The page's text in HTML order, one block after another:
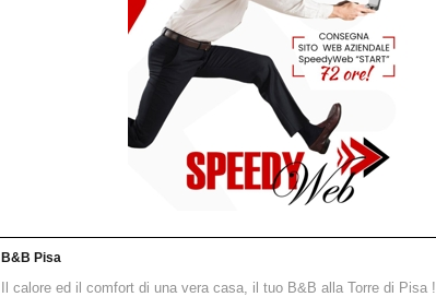
B&B Pisa
Il calore ed il comfort di una vera casa, il tuo B&B alla Torre di Pisa !